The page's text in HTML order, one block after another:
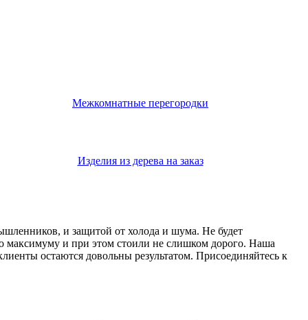
Межкомнатные перегородки
Изделия из дерева на заказ
и защитой от холода и шума. Не будет
максимуму и при этом стоили не слишком дорого. Наша
остаются довольны результатом. Присоединяйтесь к